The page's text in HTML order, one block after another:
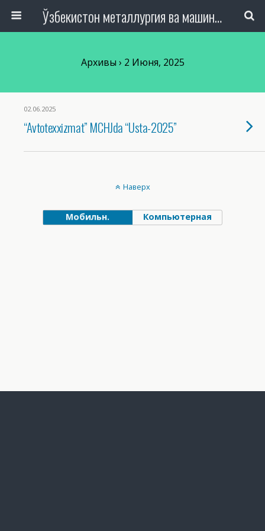
Ўзбекистон металлургия ва машинасозлик саноати тармоқлари ходимлари касаба уюшмаси Республика Кенгаши
Архивы › 2 Июня, 2025
02.06.2025
“Avtotexxizmat” MCHJda “Usta-2025”
Наверх
Мобильн. Компьютерная